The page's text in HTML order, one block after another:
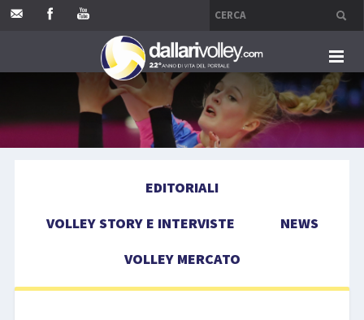
HOME
EDITORIALI
VOLLEY STORY E INTERVISTE
NEWS
VOLLEY MERCATO